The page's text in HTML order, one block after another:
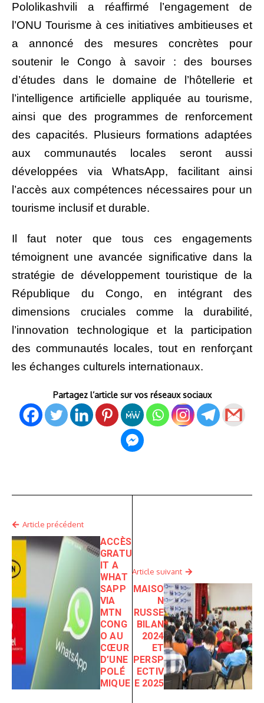
Pololikashvili a réaffirmé l’engagement de
l’ONU Tourisme à ces initiatives ambitieuses et
a annoncé des mesures concrètes pour
soutenir le Congo à savoir : des bourses
d’études dans le domaine de l’hôtellerie et
l’intelligence artificielle appliquée au tourisme,
ainsi que des programmes de renforcement
des capacités. Plusieurs formations adaptées
aux communautés locales seront aussi
développées via WhatsApp, facilitant ainsi
l’accès aux compétences nécessaires pour un
tourisme inclusif et durable.
Il faut noter que tous ces engagements
témoignent une avancée significative dans la
stratégie de développement touristique de la
République du Congo, en intégrant des
dimensions cruciales comme la durabilité,
l’innovation technologique et la participation
des communautés locales, tout en renforçant
les échanges culturels internationaux.
Partagez l’article sur vos réseaux sociaux
Article précédent
ACCÈS
GRATU
IT A
WHAT
SAPP
VIA
MTN
CONG
O AU
CŒUR
D’UNE
POLÉ
MIQUE
Article suivant
MAISO
N
RUSSE
BILAN
2024
ET
PERSP
ECTIV
E 2025